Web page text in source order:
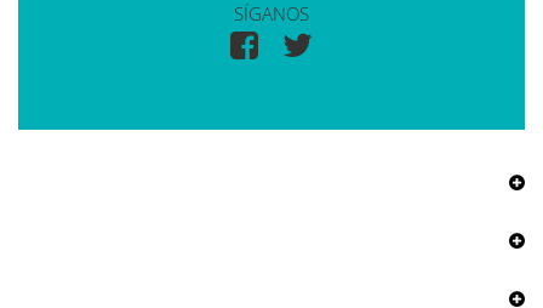
SÍGANOS